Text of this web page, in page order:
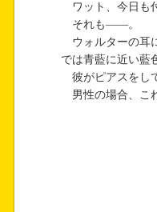
ワット、今日も
それも――。
ウォルターの耳
では青藍に近い藍
彼がピアスをし
男性の場合、こ